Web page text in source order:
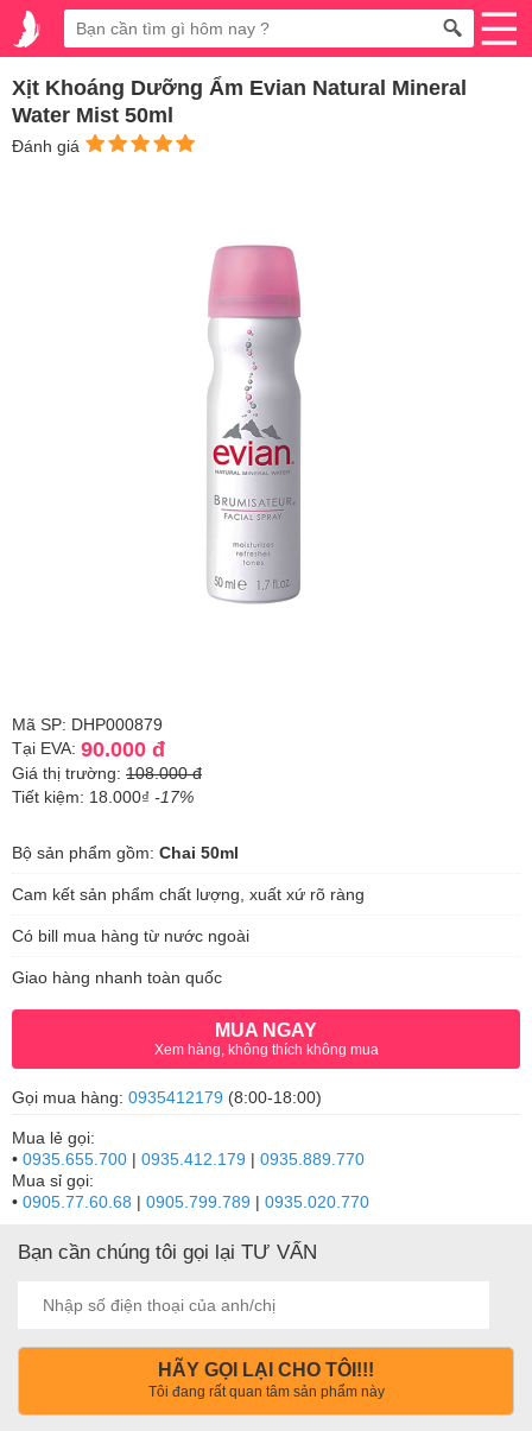
Xịt Khoáng Dưỡng Ẩm Evian Natural Mineral
Water Mist 50ml
Đánh giá
Mã SP: DHP000879
Tại EVA: 90.000 đ
Giá thị trường: 108.000 đ
Tiết kiệm: 18.000₫ -17%
Bộ sản phẩm gồm: Chai 50ml
Cam kết sản phẩm chất lượng, xuất xứ rõ ràng
Có bill mua hàng từ nước ngoài
Giao hàng nhanh toàn quốc
MUA NGAY
Xem hàng, không thích không mua
Gọi mua hàng: 0935412179 (8:00-18:00)
Mua lẻ gọi:
• 0935.655.700 | 0935.412.179 | 0935.889.770
Mua sỉ gọi:
• 0905.77.60.68 | 0905.799.789 | 0935.020.770
Bạn cần chúng tôi gọi lại TƯ VẤN
HÃY GỌI LẠI CHO TÔI!!!
Tôi đang rất quan tâm sản phẩm này